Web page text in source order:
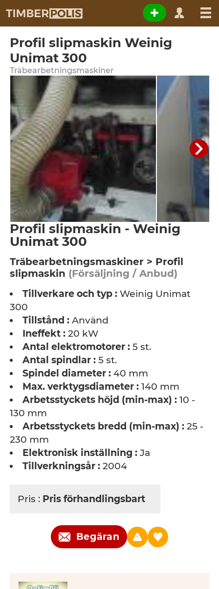
Profil slipmaskin Weinig
Unimat 300
Träbearbetningsmaskiner
Profil slipmaskin - Weinig
Unimat 300
Träbearbetningsmaskiner > Profil
slipmaskin (Försäljning / Anbud)
Tillverkare och typ : Weinig Unimat
300
Tillstånd : Använd
Ineffekt : 20 kW
Antal elektromotorer : 5 st.
Antal spindlar : 5 st.
Spindel diameter : 40 mm
Max. verktygsdiameter : 140 mm
Arbetsstyckets höjd (min-max) : 10 -
130 mm
Arbetsstyckets bredd (min-max) : 25 -
230 mm
Elektronisk inställning : Ja
Tillverkningsår : 2004
Pris : Pris förhandlingsbart
Begäran